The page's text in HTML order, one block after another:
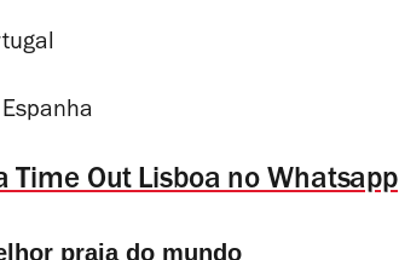
Time Out Lisboa no Whatsapp
praia do mundo